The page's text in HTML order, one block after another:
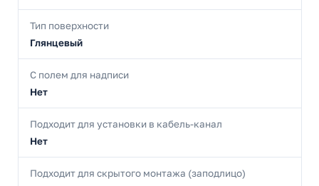
Тип поверхности
Глянцевый
С полем для надписи
Нет
Подходит для установки в кабель-канал
Нет
Подходит для скрытого монтажа (заподлицо)